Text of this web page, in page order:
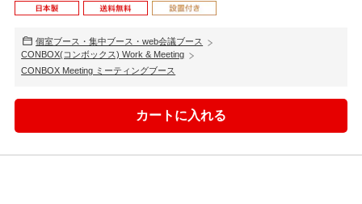
個室ブース・集中ブース・web会議ブース
CONBOX(コンボックス) Work & Meeting
CONBOX Meeting ミーティングブース